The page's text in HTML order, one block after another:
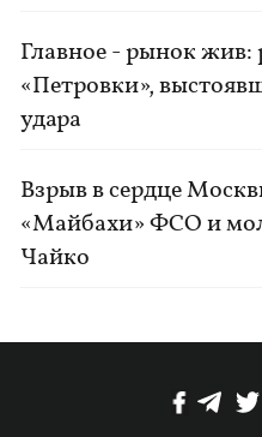
Главное - рынок жив:
«Петровки»,
удара
Взрыв в сердце
«Майбахи» ФСО и
Чайко